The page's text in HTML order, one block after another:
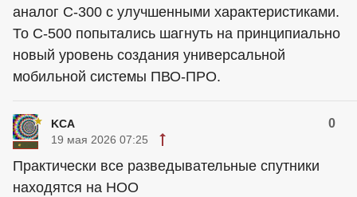
аналог С-300 с улучшенными характеристиками.
То С-500 попытались шагнуть на принципиально
новый уровень создания универсальной
мобильной системы ПВО-ПРО.
KCA 0
19 мая 2026 07:25
Практически все разведывательные спутники
находятся на НОО